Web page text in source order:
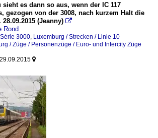
es dann so aus, wenn der IC 117
gezogen von der 3008, nach kurzem Halt die
(Jeanny) 
Rond
3000 Luxemburg / Strecken / Linie 10
/ Züge / Personenzüge / Euro- und Intercity Züge
